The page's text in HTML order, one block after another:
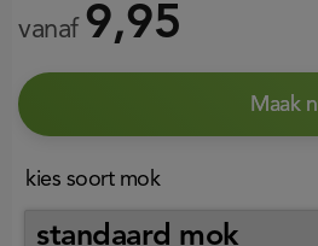
kies soort mok
vanaf 9,95
Maak